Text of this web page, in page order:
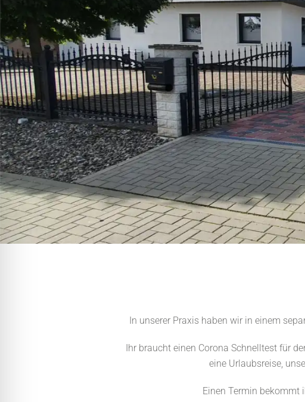
In unserer Praxis haben wir in einem
Ihr braucht einen Corona Schnelltest für
eine Urlaubsreise,
Einen Termin